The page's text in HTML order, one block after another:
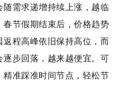
随需求递增持续上涨，越临
节假期结束后，价格趋势
程高峰依旧保持高位，而
步回落，越来越便宜。可
准踩准时间节点，轻松节